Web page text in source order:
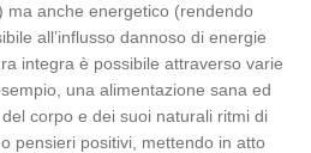
ma anche energetico (rendendo
all’influsso dannoso di energie
integra è possibile attraverso varie
una alimentazione sana ed
corpo e dei suoi naturali ritmi di
pensieri positivi, mettendo in atto